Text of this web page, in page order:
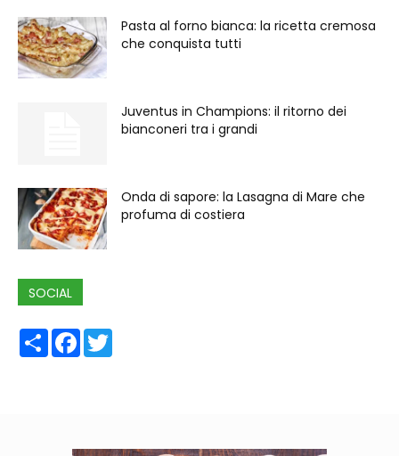
Pasta al forno bianca: la ricetta cremosa
che conquista tutti
Juventus in Champions: il ritorno dei
bianconeri tra i grandi
Onda di sapore: la Lasagna di Mare che
profuma di costiera
SOCIAL
ShareFacebook